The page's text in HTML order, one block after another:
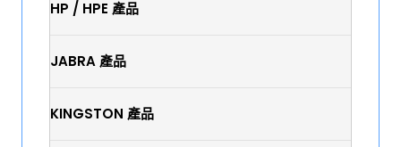
HP / HPE 產品
JABRA 產品
KINGSTON 產品